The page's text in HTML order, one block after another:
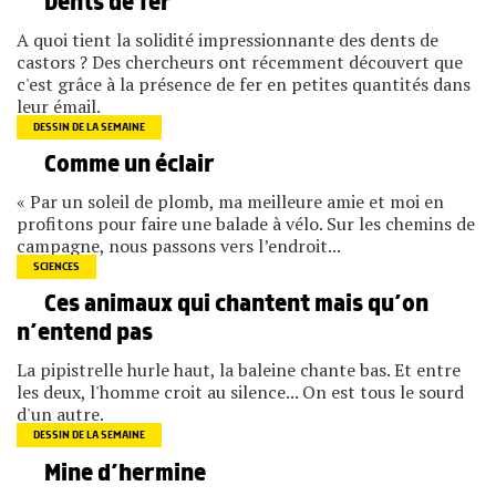
A quoi tient la solidité impressionnante des dents de
castors ? Des chercheurs ont récemment découvert que
c'est grâce à la présence de fer en petites quantités dans
leur émail.
DESSIN DE LA SEMAINE
Comme un éclair
« Par un soleil de plomb, ma meilleure amie et moi en
profitons pour faire une balade à vélo. Sur les chemins de
campagne, nous passons vers l’endroit...
SCIENCES
Ces animaux qui chantent mais qu’on
n’entend pas
La pipistrelle hurle haut, la baleine chante bas. Et entre
les deux, l'homme croit au silence... On est tous le sourd
d'un autre.
DESSIN DE LA SEMAINE
Mine d’hermine